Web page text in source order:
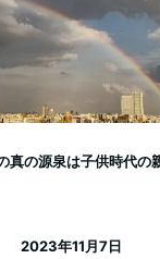
真の源泉は子供時代の
2023年11月7日